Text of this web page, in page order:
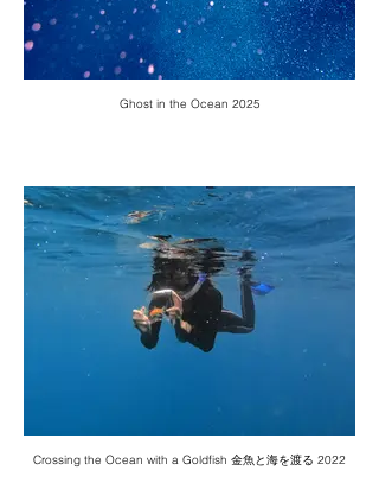
Ghost in the Ocean 2025
Crossing the Ocean with a Goldfish 金魚と海を渡る 2022